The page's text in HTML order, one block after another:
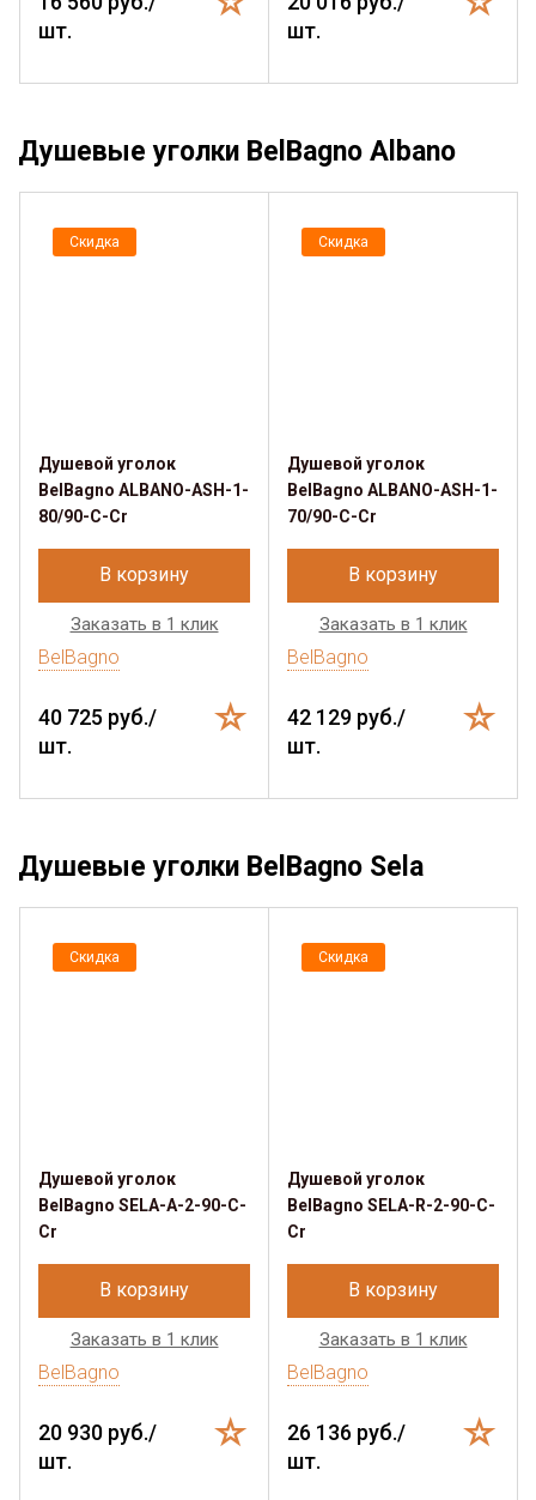
шт.
шт.
Душевые уголки BelBagno Albano
Скидка
Душевой уголок
BelBagno ALBANO-ASH-1-
80/90-C-Cr
В корзину
Заказать в 1 клик
BelBagno
40 725 руб./
шт.
Скидка
Душевой уголок
BelBagno ALBANO-ASH-1-
70/90-C-Cr
В корзину
Заказать в 1 клик
BelBagno
42 129 руб./
шт.
Душевые уголки BelBagno Sela
Скидка
Душевой уголок
BelBagno SELA-A-2-90-C-
Cr
В корзину
Заказать в 1 клик
BelBagno
20 930 руб./
шт.
Скидка
Душевой уголок
BelBagno SELA-R-2-90-C-
Cr
В корзину
Заказать в 1 клик
BelBagno
26 136 руб./
шт.